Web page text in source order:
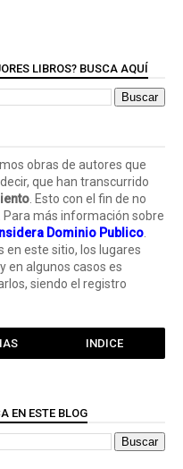
LIBROS? BUSCA AQUÍ
obras de autores que
que han transcurrido
. Esto con el fin de no
más información sobre
Dominio Publico
en este sitio, los lugares
en algunos casos es
siendo el registro
INDICE
EN ESTE BLOG